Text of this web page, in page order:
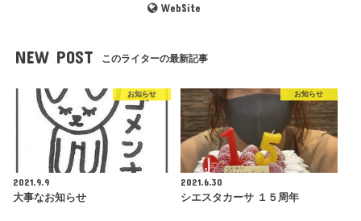
WebSite
NEW POST このライターの最新記事
お知らせ
2021.9.9
大事なお知らせ
お知らせ
2021.6.30
シエスタカーサ １５周年